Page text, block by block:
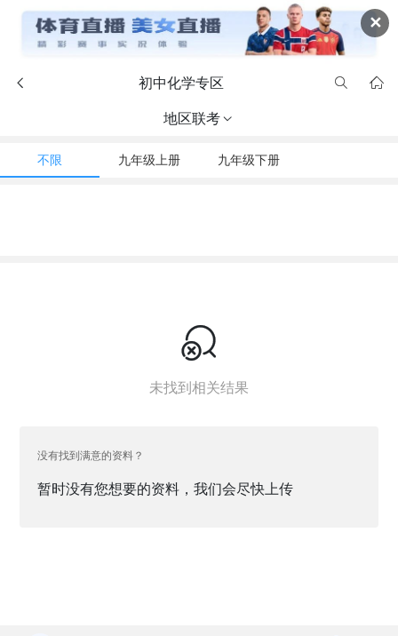
✕
 初中化学专区  
地区联考
不限 九年级上册 九年级下册

未找到相关结果
没有找到满意的资料？
暂时没有您想要的资料，我们会尽快上传